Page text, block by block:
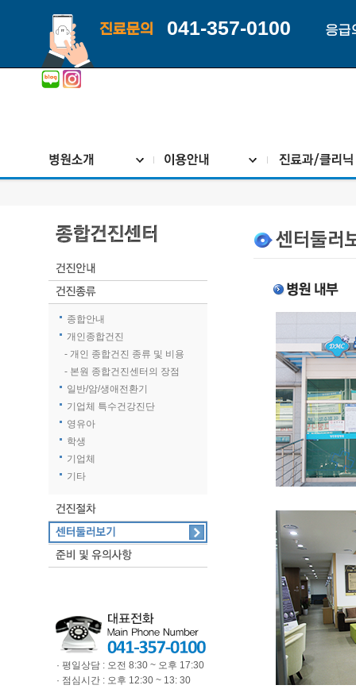
진료문의 041-357-0100 응급
종합안내
개인종합건진
- 개인 종합건진 종류 및 비용
- 본원 종합건진센터의 장점
일반/암/생애전환기
기업체 특수건강진단
영유아
학생
기업체
기타
· 평일상담 : 오전 8:30 ~ 오후 17:30
· 점심시간 : 오후 12:30 ~ 13: 30